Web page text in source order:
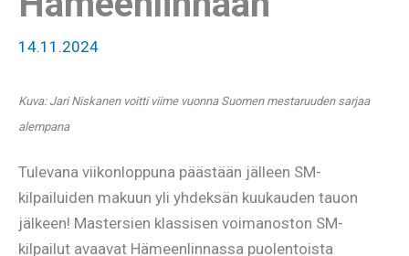
14.11.2024
Kuva: Jari Niskanen voitti viime vuonna Suomen mestaruuden sarjaa
alempana
Tulevana viikonloppuna päästään jälleen SM-
kilpailuiden makuun yli yhdeksän kuukauden tauon
jälkeen! Mastersien klassisen voimanoston SM-
kilpailut avaavat Hämeenlinnassa puolentoista